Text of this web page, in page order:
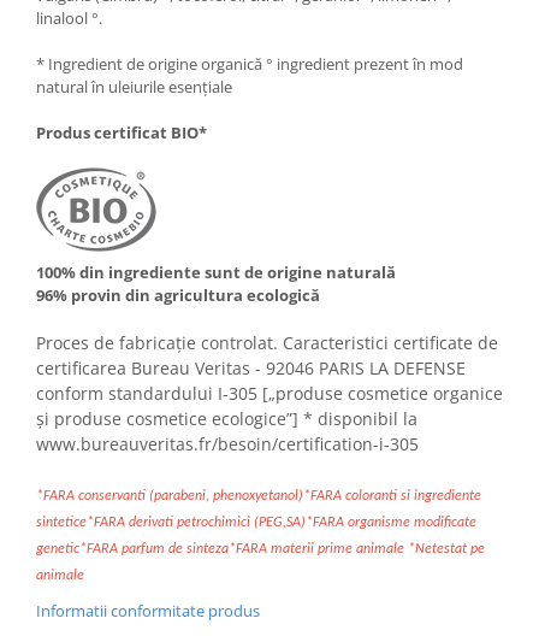
linalool °.
* Ingredient de origine organică ° ingredient prezent în mod
natural în uleiurile esențiale
Produs certificat BIO*
100% din ingrediente sunt de origine naturală
96% provin din agricultura ecologică
Proces de fabricație controlat. Caracteristici certificate de
certificarea Bureau Veritas - 92046 PARIS LA DEFENSE
conform standardului I-305 [„produse cosmetice organice
și produse cosmetice ecologice”] * disponibil la
www.bureauveritas.fr/besoin/certification-i-305
*FARA conservanti (parabeni, phenoxyetanol)*FARA coloranti si ingrediente
sintetice*FARA derivati petrochimici (PEG,SA)*FARA organisme modificate
genetic*FARA parfum de sinteza*FARA materii prime animale *Netestat pe
animale
Informatii conformitate produs